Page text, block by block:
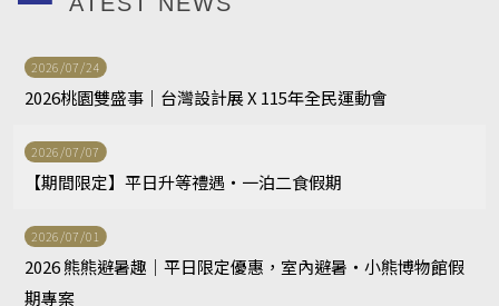
2026/07/24
2026桃園雙盛事｜台灣設計展 X 115年全民運動會
2026/07/07
【期間限定】平日升等禮遇・一泊二食假期
2026/07/01
2026 熊熊避暑趣｜平日限定優惠，室內避暑・小熊博物館假
期專案